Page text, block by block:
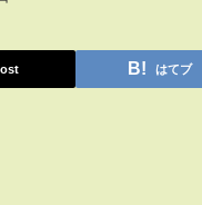
はてブ